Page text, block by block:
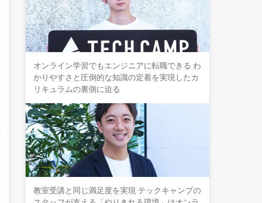
オンライン学習でもエンジニアに転職できる わ
かりやすさと圧倒的な知識の定着を実現したカ
リキュラムの裏側に迫る
教室受講と同じ満足度を実現 テックキャンプの